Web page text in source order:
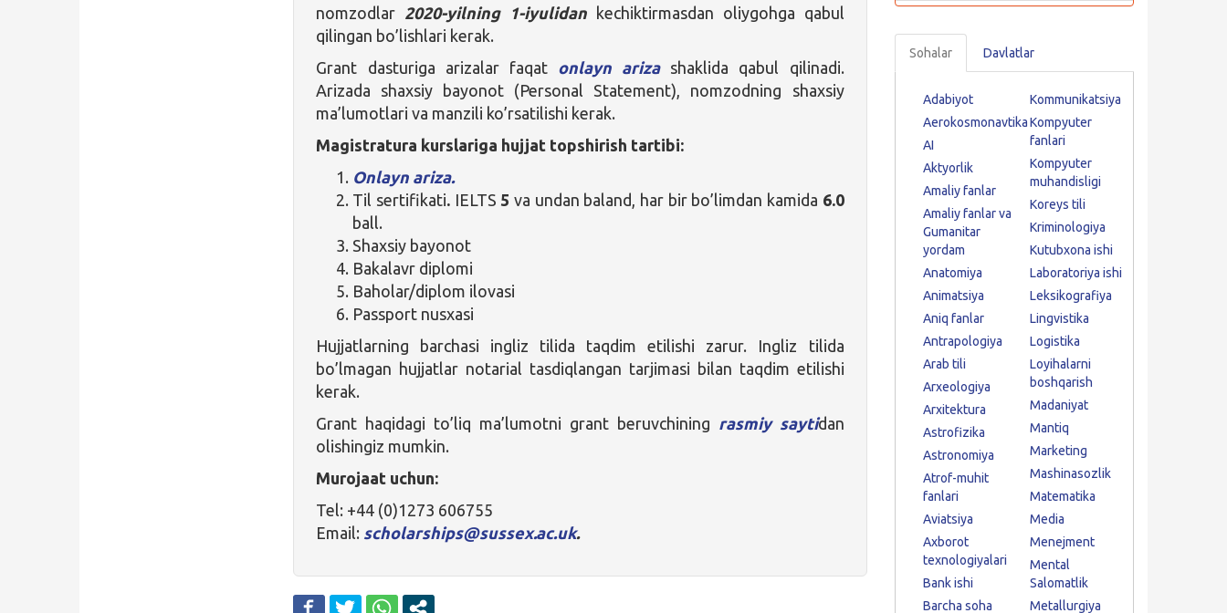
nomzodlar 2020-yilning 1-iyulidan kechiktirmasdan oliygohga qabul
qilingan bo’lishlari kerak.
Grant dasturiga arizalar faqat onlayn arizashaklida qabul qilinadi.
Arizada shaxsiy bayonot (Personal Statement), nomzodning shaxsiy
ma’lumotlari va manzili ko’rsatilishi kerak.
Magistratura kurslariga hujjat topshirish tartibi:
Onlayn ariza.
Til sertifikati. IELTS 5 va undan baland, har bir bo’limdan kamida 6.0
ball.
Shaxsiy bayonot
Bakalavr diplomi
Baholar/diplom ilovasi
Passport nusxasi
Hujjatlarning barchasi ingliz tilida taqdim etilishi zarur. Ingliz tilida
bo’lmagan hujjatlar notarial tasdiqlangan tarjimasi bilan taqdim etilishi
kerak.
Grant haqidagi to’liq ma’lumotni grant beruvchining rasmiy saytidan
olishingiz mumkin.
Murojaat uchun:
Tel: +44 (0)1273 606755
Email: scholarships@sussex.ac.uk.
Sohalar Davlatlar
Adabiyot
Aerokosmonavtika
AI
Aktyorlik
Amaliy fanlar
Amaliy fanlar va
Gumanitar
yordam
Anatomiya
Animatsiya
Aniq fanlar
Antrapologiya
Arab tili
Arxeologiya
Arxitektura
Astrofizika
Astronomiya
Atrof-muhit
fanlari
Aviatsiya
Axborot
texnologiyalari
Bank ishi
Barcha soha
Kommunikatsiya
Kompyuter
fanlari
Kompyuter
muhandisligi
Koreys tili
Kriminologiya
Kutubxona ishi
Laboratoriya ishi
Leksikografiya
Lingvistika
Logistika
Loyihalarni
boshqarish
Madaniyat
Mantiq
Marketing
Mashinasozlik
Matematika
Media
Menejment
Mental
Salomatlik
Metallurgiya